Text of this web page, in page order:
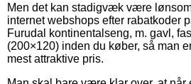
Men det kan stadigvæk være
internet webshops efter rabatkoder
Furudal kontinentalseng, m. gavl,
(200×120) inden du køber, så man
mest attraktive pris.